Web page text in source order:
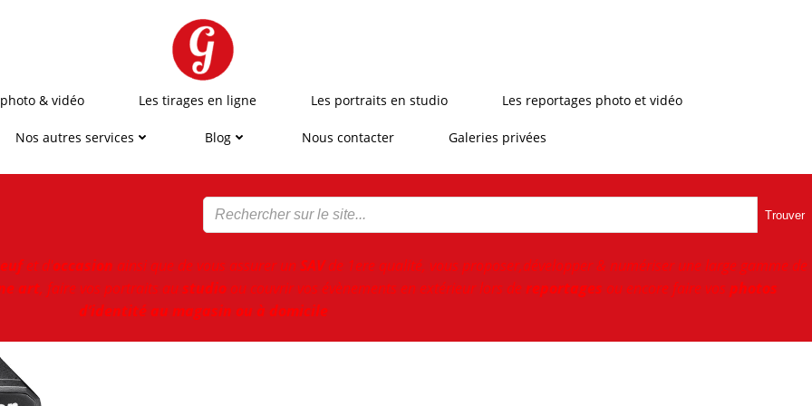
& vidéo Les tirages en ligne Les portraits en studio Les reportages photo et vidéo
Nos autres services Blog Nous contacter Galeries privées
Trouver
et d'occasion ainsi que de vous assurer un SAVde 1ere qualité, vous proposer,développer & numériser une large gamme de
art, faire vos portraits austudio ou couvrir vos évènements en extérieur lors de reportages ou encore faire vos photos
d’identité au magasin ou à domicile